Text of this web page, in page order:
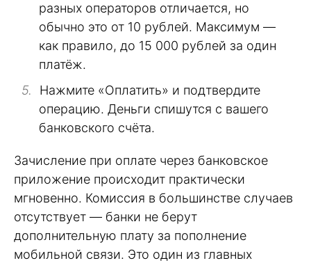
разных операторов отличается, но
обычно это от 10 рублей. Максимум —
как правило, до 15 000 рублей за один
платёж.
Нажмите «Оплатить» и подтвердите
операцию. Деньги спишутся с вашего
банковского счёта.
Зачисление при оплате через банковское
приложение происходит практически
мгновенно. Комиссия в большинстве случаев
отсутствует — банки не берут
дополнительную плату за пополнение
мобильной связи. Это один из главных